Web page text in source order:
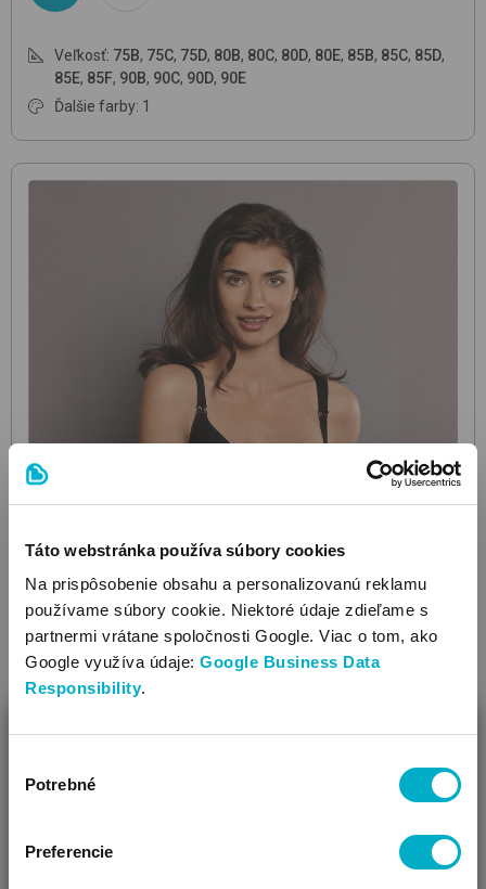
Táto webstránka používa súbory cookies
Na prispôsobenie obsahu a personalizovanú reklamu
používame súbory cookie. Niektoré údaje zdieľame s
partnermi vrátane spoločnosti Google. Viac o tom, ako
Google využíva údaje: Google Business Data
Responsibility.
súhlasu
Potrebné
Preferencie
Veľkosť: 75B, 75C, 75D, 80B, 80C, 80D, 80E, 85B, 85C, 85D,
85E, 85F, 90B, 90C, 90D, 90E
Ďalšie farby: 1
ANITA
5070 001 Black kojenecká podprsenka
49.95
90E,95C,
95D,95E